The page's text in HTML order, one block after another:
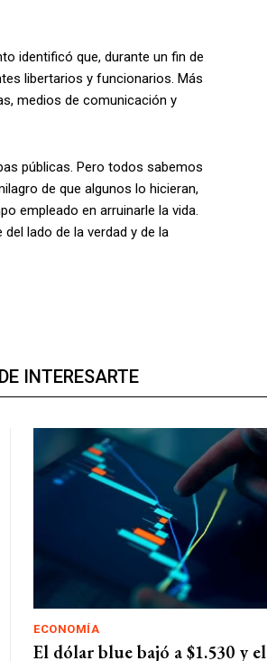
identificó que, durante un fin de
libertarios y funcionarios. Más
medios de comunicación y
públicas. Pero todos sabemos
de que algunos lo hicieran,
empleado en arruinarle la vida.
lado de la verdad y de la
INTERESARTE
ECONOMÍA
El dólar blue bajó a $1.530 y el